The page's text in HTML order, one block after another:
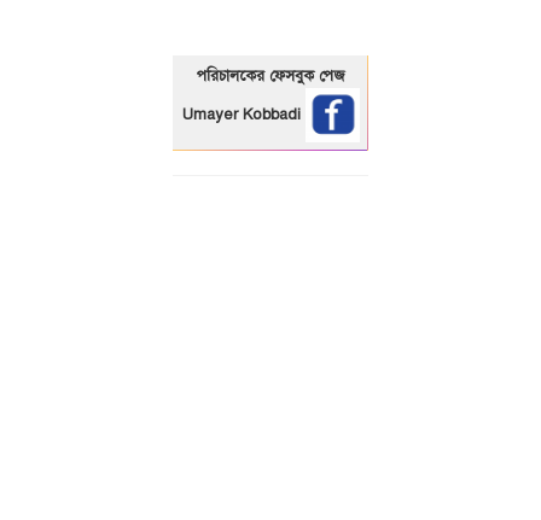
পরিচালকের ফেসবুক পেজ
Umayer Kobbadi